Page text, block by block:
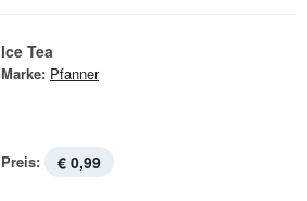
Ice Tea
Marke: Pfanner
Preis: € 0,99